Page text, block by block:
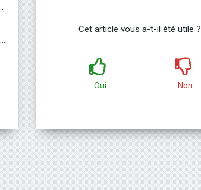
Cet article vous a-t-il été utile ?
Oui Non